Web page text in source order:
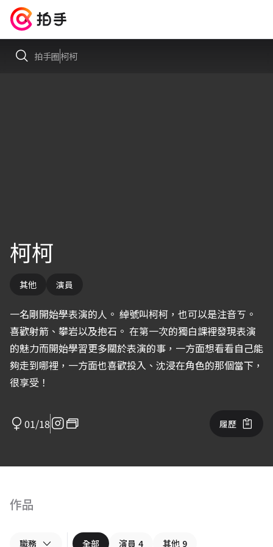
拍手圈柯柯
柯柯
其他 演員
一名剛開始學表演的人。 綽號叫柯柯，也可以是注音ㄎ。
喜歡射箭、攀岩以及抱石。 在第一次的獨白課裡發現表演
的魅力而開始學習更多關於表演的事，一方面想看看自己能
夠走到哪裡，一方面也喜歡投入、沈浸在角色的那個當下，
很享受！
01/18 履歷
作品
職務 全部 演員 4 其他 9